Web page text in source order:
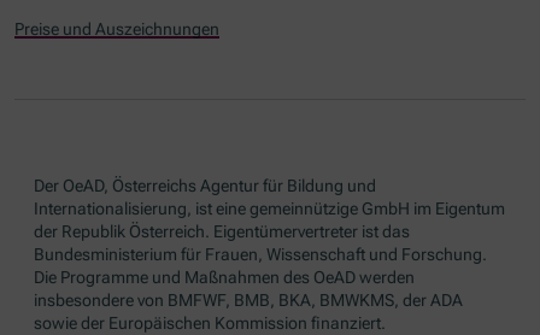
Preise und Auszeichnungen
Der OeAD, Österreichs Agentur für Bildung und
Internationalisierung, ist eine gemeinnützige GmbH im Eigentum
der Republik Österreich. Eigentümervertreter ist das
Bundesministerium für Frauen, Wissenschaft und Forschung.
Die Programme und Maßnahmen des OeAD werden
insbesondere von BMFWF, BMB, BKA, BMWKMS, der ADA
sowie der Europäischen Kommission finanziert.